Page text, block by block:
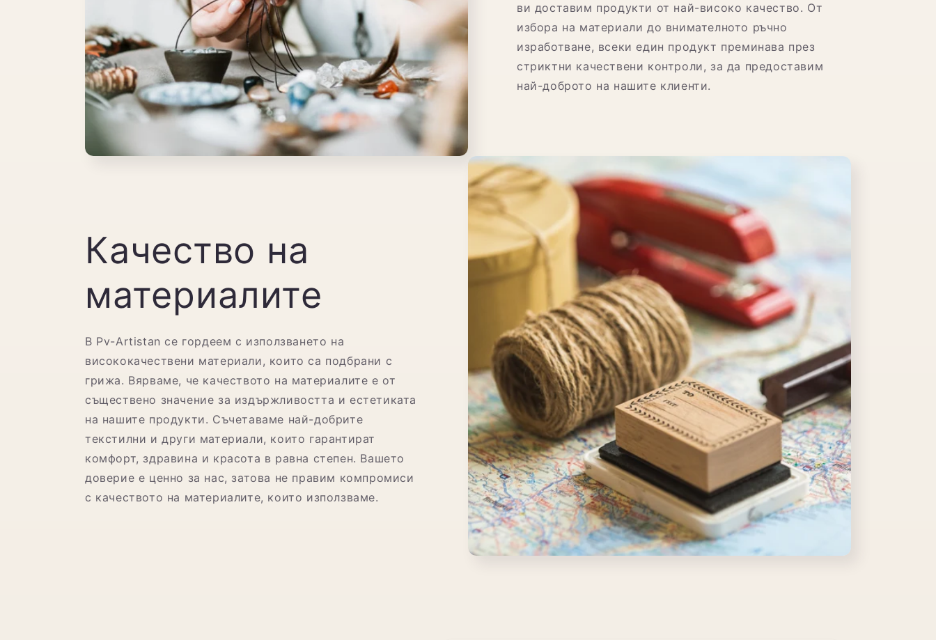
ви доставим продукти от най-високо качество. От
избора на материали до внимателното ръчно
изработване, всеки един продукт преминава през
стриктни качествени контроли, за да предоставим
най-доброто на нашите клиенти.
Качество на
материалите
В Pv-Artistan се гордеем с използването на
висококачествени материали, които са подбрани с
грижа. Вярваме, че качеството на материалите е от
съществено значение за издържливостта и естетиката
на нашите продукти. Съчетаваме най-добрите
текстилни и други материали, които гарантират
комфорт, здравина и красота в равна степен. Вашето
доверие е ценно за нас, затова не правим компромиси
с качеството на материалите, които използваме.